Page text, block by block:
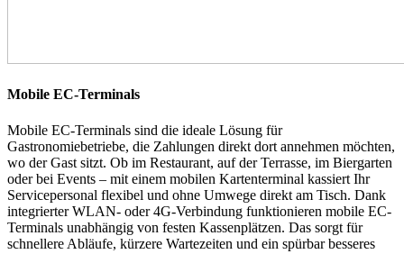
Mobile EC-Terminals
Mobile EC-Terminals sind die ideale Lösung für
Gastronomiebetriebe, die Zahlungen direkt dort annehmen möchten,
wo der Gast sitzt. Ob im Restaurant, auf der Terrasse, im Biergarten
oder bei Events – mit einem mobilen Kartenterminal kassiert Ihr
Servicepersonal flexibel und ohne Umwege direkt am Tisch. Dank
integrierter WLAN- oder 4G-Verbindung funktionieren mobile EC-
Terminals unabhängig von festen Kassenplätzen. Das sorgt für
schnellere Abläufe, kürzere Wartezeiten und ein spürbar besseres